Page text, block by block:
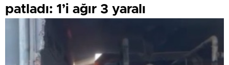
patladı: 1’i ağır 3 yaralı